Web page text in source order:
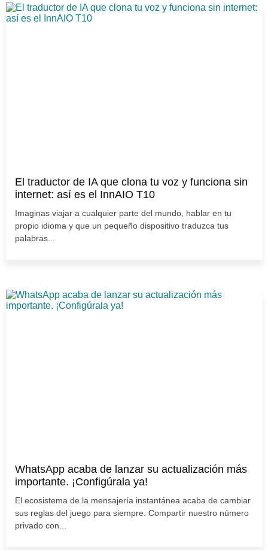
El traductor de IA que clona tu voz y funciona sin
internet: así es el InnAIO T10
Imaginas viajar a cualquier parte del mundo, hablar en tu
propio idioma y que un pequeño dispositivo traduzca tus
palabras...
WhatsApp acaba de lanzar su actualización más
importante. ¡Configúrala ya!
El ecosistema de la mensajería instantánea acaba de cambiar
sus reglas del juego para siempre. Compartir nuestro número
privado con...